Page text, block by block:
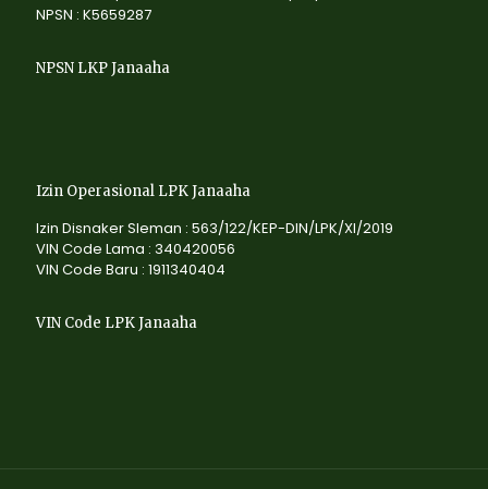
NPSN : K5659287
NPSN LKP Janaaha
Izin Operasional LPK Janaaha
Izin Disnaker Sleman : 563/122/KEP-DIN/LPK/XI/2019
VIN Code Lama : 340420056
VIN Code Baru : 1911340404
VIN Code LPK Janaaha